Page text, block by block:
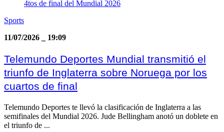
Sports
11/07/2026
19:09
Telemundo Deportes Mundial transmitió el
triunfo de Inglaterra sobre Noruega por los
cuartos de final
Telemundo Deportes te llevó la clasificación de Inglaterra a las
semifinales del Mundial 2026. Jude Bellingham anotó un doblete en
el triunfo de ...